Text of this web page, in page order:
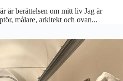
är berättelsen om mitt liv Jag är
målare, arkitekt och ovan...